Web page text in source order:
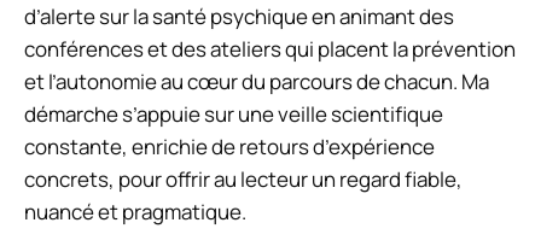
d’alerte sur la santé psychique en animant des
conférences et des ateliers qui placent la prévention
et l’autonomie au cœur du parcours de chacun. Ma
démarche s’appuie sur une veille scientifique
constante, enrichie de retours d’expérience
concrets, pour offrir au lecteur un regard fiable,
nuancé et pragmatique.